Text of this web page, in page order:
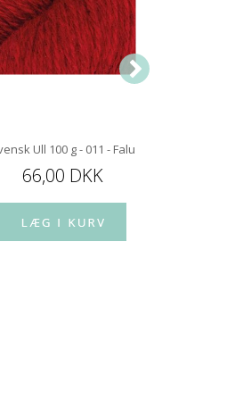
JamUll 100 g - 011 - Falu Red
66,00 DKK